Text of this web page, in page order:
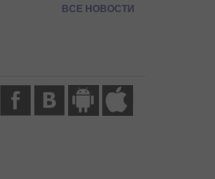
ВСЕ НОВОСТИ